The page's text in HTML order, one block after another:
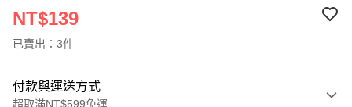
NT$139
已賣出：3件
付款與運送方式
超取滿NT$599免運